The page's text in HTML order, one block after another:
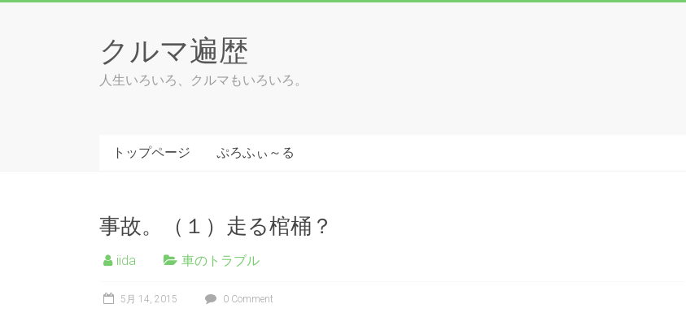
クルマ遍歴
人生いろいろ、クルマもいろいろ。
トップページ ぷろふぃ～る
事故。（１）走る棺桶？
iida 車のトラブル
5月 14, 2015 0 Comment